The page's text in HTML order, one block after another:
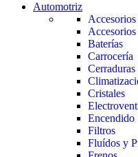
Automotriz
Baterías
Carrocería
Cristales
Encendido
Filtros
Fluídos y